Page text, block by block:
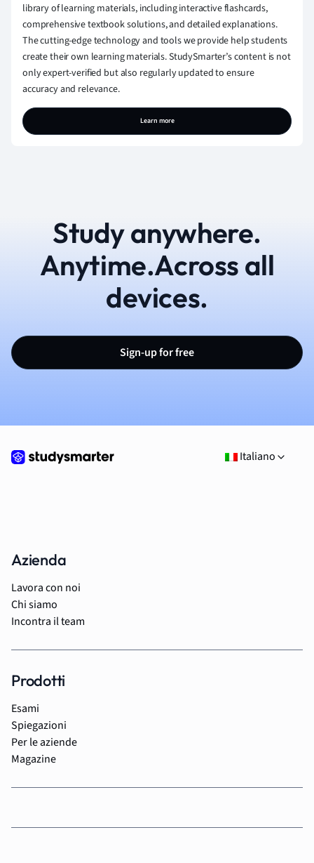
library of learning materials, including interactive flashcards,
comprehensive textbook solutions, and detailed explanations.
The cutting-edge technology and tools we provide help students
create their own learning materials. StudySmarter’s content is not
only expert-verified but also regularly updated to ensure
accuracy and relevance.
Learn more
Study anywhere.
Anytime.Across all
devices.
Sign-up for free
Italiano
Azienda
Lavora con noi
Chi siamo
Incontra il team
Prodotti
Esami
Spiegazioni
Per le aziende
Magazine